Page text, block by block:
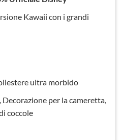
€.29,90 €.
Kawaii con i grandi
ultra morbido
per la cameretta,
coccole